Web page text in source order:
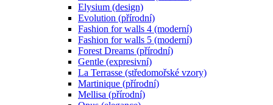
Elysium (design)
Evolution (přírodní)
Fashion for walls 4 (moderní)
Fashion for walls 5 (moderní)
Forest Dreams (přírodní)
Gentle (expresivní)
La Terrasse (středomořské vzory)
Martinique (přírodní)
Mellisa (přírodní)